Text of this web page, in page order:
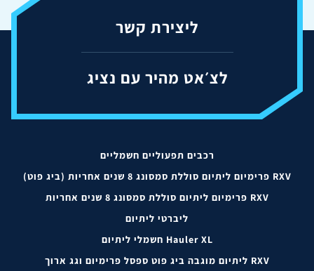
ליצירת קשר
לצ׳אט מהיר עם נציג
רכבים תפעוליים חשמליים
RXV פרימיום ליתיום סוללת סמסונג 8 שנים אחריות (ביג פוט)
RXV פרימיום ליתיום סוללת סמסונג 8 שנים אחריות
ליברטי ליתיום
Hauler XL חשמלי ליתיום
RXV ליתיום מוגבה ביג פוט ספסל פרימיום וגג ארוך